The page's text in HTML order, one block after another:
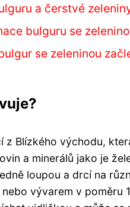
a čerstvé
bulguru se
se zeleninou
Blízkého východu,
a minerálů jako je
loupou a drcí na
vývarem v poměru